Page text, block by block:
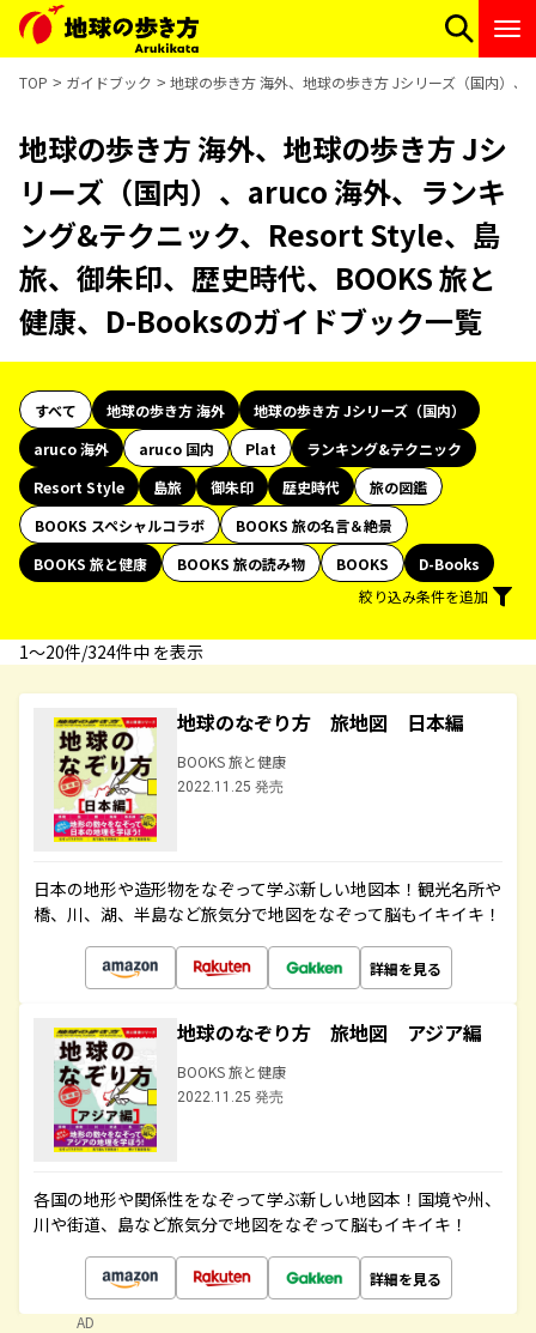
TOP ガイドブック 地球の歩き方 海外、地球の歩き方 Jシリーズ（国内）
地球の歩き方 海外、地球の歩き方 Jシ
リーズ（国内）、aruco 海外、ランキ
ング&テクニック、Resort Style、島
旅、御朱印、歴史時代、BOOKS 旅と
健康、D-Booksのガイドブック一覧
すべて 地球の歩き方 海外
地球の歩き方 Jシリーズ（国内）
aruco 海外
aruco 国内 Plat
ランキング&テクニック
Resort Style
島旅 御朱印 歴史時代
旅の図鑑
BOOKS スペシャルコラボ
BOOKS 旅の名言＆絶景
BOOKS 旅と健康
BOOKS 旅の読み物 BOOKS
D-Books
絞り込み条件を追加
1〜20件/324件中 を表示
地球のなぞり方 旅地図 日本編
BOOKS 旅と健康
2022.11.25 発売
日本の地形や造形物をなぞって学ぶ新しい地図本！観光名所や
橋、川、湖、半島など旅気分で地図をなぞって脳もイキイキ！
詳細を見る
地球のなぞり方 旅地図 アジア編
BOOKS 旅と健康
2022.11.25 発売
各国の地形や関係性をなぞって学ぶ新しい地図本！国境や州、
川や街道、島など旅気分で地図をなぞって脳もイキイキ！
詳細を見る
AD